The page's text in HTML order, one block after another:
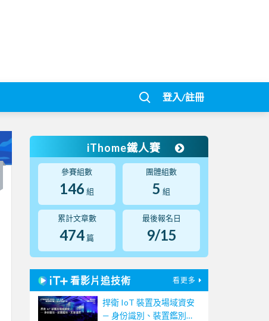
登入/註冊
iThome鐵人賽
參賽組數
146 組
團體組數
5 組
累計文章數
474 篇
最後報名日
9/15
看影片追技術 看更多
捍衛 IoT 裝置及場域資安
— 身份識別、裝置鑑別、